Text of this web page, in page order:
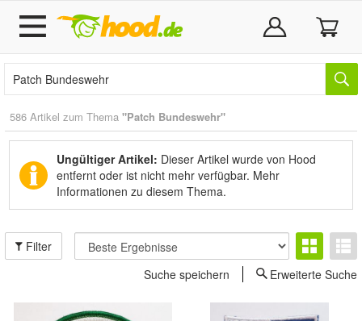
586 Artikel zum Thema "Patch Bundeswehr"
Ungültiger Artikel: Dieser Artikel wurde von Hood
entfernt oder ist nicht mehr verfügbar. Mehr
Informationen zu diesem Thema.
Filter
Suche speichern
Erweiterte Suche